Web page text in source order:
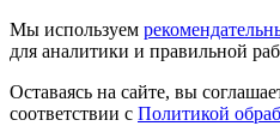
Мы используем
для аналитики и правильной
Оставаясь на сайте, вы
соответствии с Политикой